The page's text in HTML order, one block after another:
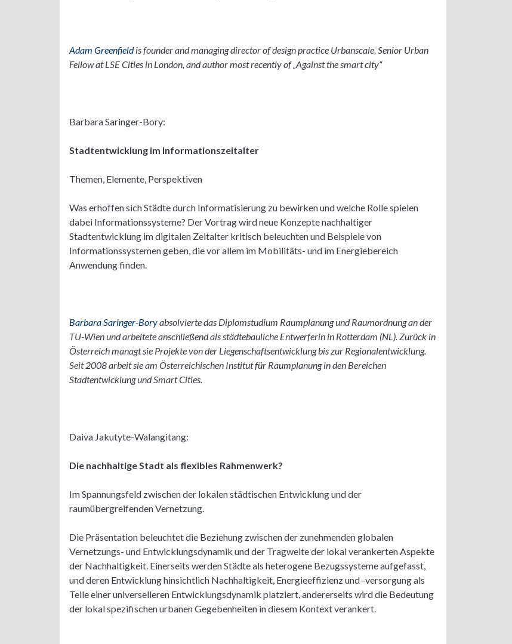
Adam Greenfieldis founder and managing director of design practice Urbanscale, Senior Urban
Fellow at LSE Cities in London, and author most recently of „Against the smart city“
Barbara Saringer-Bory:
Stadtentwicklung im Informationszeitalter
Themen, Elemente, Perspektiven
Was erhoffen sich Städte durch Informatisierung zu bewirken und welche Rolle spielen
dabei Informationssysteme? Der Vortrag wird neue Konzepte nachhaltiger
Stadtentwicklung im digitalen Zeitalter kritisch beleuchten und Beispiele von
Informationssystemen geben, die vor allem im Mobilitäts- und im Energiebereich
Anwendung finden.
Barbara Saringer-Boryabsolvierte das Diplomstudium Raumplanung und Raumordnung an der
TU-Wien und arbeitete anschließend als städtebauliche Entwerferin in Rotterdam (NL). Zurück in
Österreich managt sie Projekte von der Liegenschaftsentwicklung bis zur Regionalentwicklung.
Seit 2008 arbeit sie am Österreichischen Institut für Raumplanung in den Bereichen
Stadtentwicklung und Smart Cities.
Daiva Jakutyte-Walangitang:
Die nachhaltige Stadt als flexibles Rahmenwerk?
Im Spannungsfeld zwischen der lokalen städtischen Entwicklung und der
raumübergreifenden Vernetzung.
Die Präsentation beleuchtet die Beziehung zwischen der zunehmenden globalen
Vernetzungs- und Entwicklungsdynamik und der Tragweite der lokal verankerten Aspekte
der Nachhaltigkeit. Einerseits werden Städte als heterogene Bezugssysteme aufgefasst,
und deren Entwicklung hinsichtlich Nachhaltigkeit, Energieeffizienz und -versorgung als
Teile einer universelleren Entwicklungsdynamik platziert, andererseits wird die Bedeutung
der lokal spezifischen urbanen Gegebenheiten in diesem Kontext verankert.